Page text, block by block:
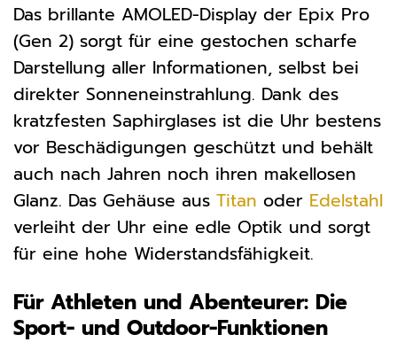
Das brillante AMOLED-Display der Epix Pro
(Gen 2) sorgt für eine gestochen scharfe
Darstellung aller Informationen, selbst bei
direkter Sonneneinstrahlung. Dank des
kratzfesten Saphirglases ist die Uhr bestens
vor Beschädigungen geschützt und behält
auch nach Jahren noch ihren makellosen
Glanz. Das Gehäuse aus Titan oder Edelstahl
verleiht der Uhr eine edle Optik und sorgt
für eine hohe Widerstandsfähigkeit.
Für Athleten und Abenteurer: Die
Sport- und Outdoor-Funktionen